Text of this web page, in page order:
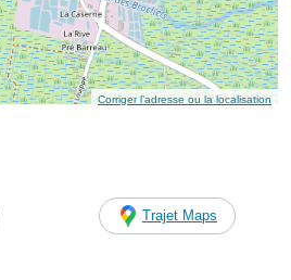
Corriger l’adresse ou la localisation
Trajet Maps